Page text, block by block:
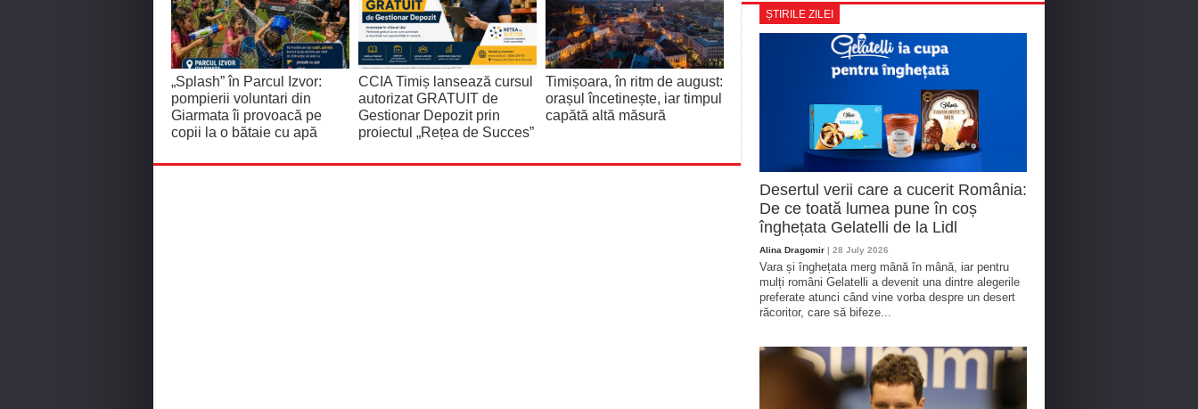
„Splash” în Parcul Izvor:
pompierii voluntari din
Giarmata îi provoacă pe
copii la o bătaie cu apă
CCIA Timiș lansează cursul
autorizat GRATUIT de
Gestionar Depozit prin
proiectul „Rețea de Succes”
Timișoara, în ritm de august:
orașul încetinește, iar timpul
capătă altă măsură
ȘTIRILE ZILEI
Desertul verii care a cucerit România:
De ce toată lumea pune în coș
înghețata Gelatelli de la Lidl
Alina Dragomir | 28 July 2026
Vara și înghețata merg mână în mână, iar pentru
mulți români Gelatelli a devenit una dintre alegerile
preferate atunci când vine vorba despre un desert
răcoritor, care să bifeze...